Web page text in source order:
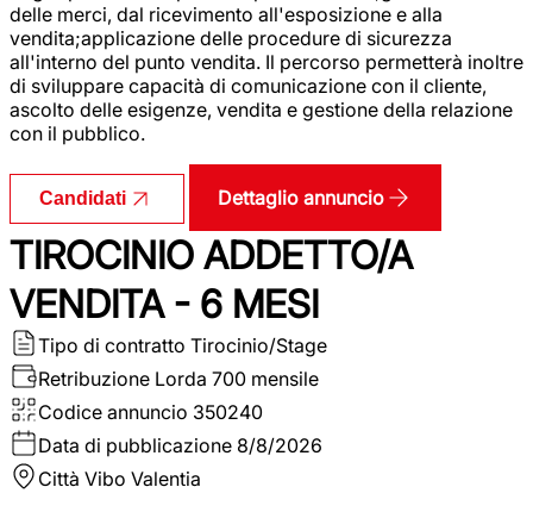
delle merci, dal ricevimento all'esposizione e alla
vendita;applicazione delle procedure di sicurezza
all'interno del punto vendita. Il percorso permetterà inoltre
di sviluppare capacità di comunicazione con il cliente,
ascolto delle esigenze, vendita e gestione della relazione
con il pubblico.
Candidati Dettaglio annuncio
TIROCINIO ADDETTO/A
VENDITA - 6 MESI
Tipo di contratto Tirocinio/Stage
Retribuzione Lorda 700 mensile
Codice annuncio 350240
Data di pubblicazione 8/8/2026
Città Vibo Valentia